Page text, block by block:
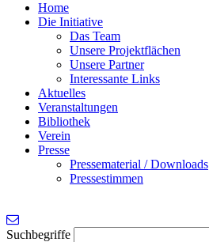
Home
Die Initiative
Das Team
Unsere Projektflächen
Unsere Partner
Interessante Links
Aktuelles
Veranstaltungen
Bibliothek
Verein
Presse
Pressematerial / Downloads
Pressestimmen
Suchbegriffe